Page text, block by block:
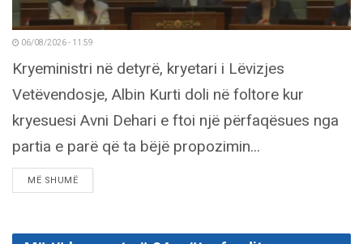
06/08/2026 - 11:59
Kryeministri në detyrë, kryetari i Lëvizjes
Vetëvendosje, Albin Kurti doli në foltore kur
kryesuesi Avni Dehari e ftoi një përfaqësues nga
partia e parë që ta bëjë propozimin...
MË SHUMËDETAILS